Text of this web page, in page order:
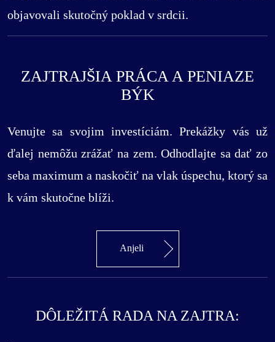
objavovali skutočný poklad v srdcii.
ZAJTRAJŠIA PRÁCA A PENIAZE
BÝK
Venujte sa svojim investíciám. Prekážky vás už
ďalej nemôžu zrážať na zem. Odhodlajte sa dať zo
seba maximum a naskočiť na vlak úspechu, ktorý sa
k vám skutočne blíži.
Anjeli
DÔLEŽITÁ RADA NA ZAJTRA: